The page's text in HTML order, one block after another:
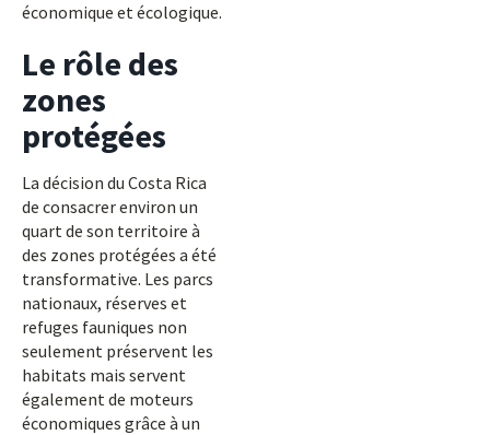
économique et écologique.
Le rôle des
zones
protégées
La décision du Costa Rica
de consacrer environ un
quart de son territoire à
des zones protégées a été
transformative. Les parcs
nationaux, réserves et
refuges fauniques non
seulement préservent les
habitats mais servent
également de moteurs
économiques grâce à un